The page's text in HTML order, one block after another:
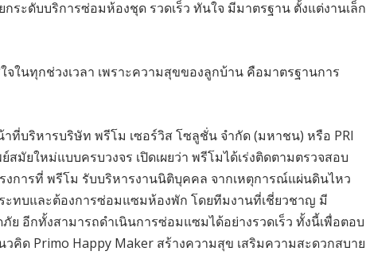
กระดับบริการซ่อมห้องชุด รวดเร็ว ทันใจ มีมาตรฐาน ตั้งแต่งานเล็ก
จในทุกช่วงเวลา เพราะความสุขของลูกบ้าน คือมาตรฐานการ
ที่บริหารบริษัท พรีโม เซอร์วิส โซลูชั่น จำกัด (มหาชน) หรือ PRI
มัยใหม่แบบครบวงจร เปิดเผยว่า พรีโมได้เร่งติดตามตรวจสอบ
การที่ พรีโม รับบริหารงานนิติบุคคล จากเหตุการณ์แผ่นดินไหว
ทบและต้องการซ่อมแซมห้องพัก โดยทีมงานที่เชี่ยวชาญ มี
อีกทั้งสามารถดำเนินการซ่อมแซมได้อย่างรวดเร็ว ทั้งนี้เพื่อตอบ
คิด Primo Happy Maker สร้างความสุข เสริมความสะดวกสบาย